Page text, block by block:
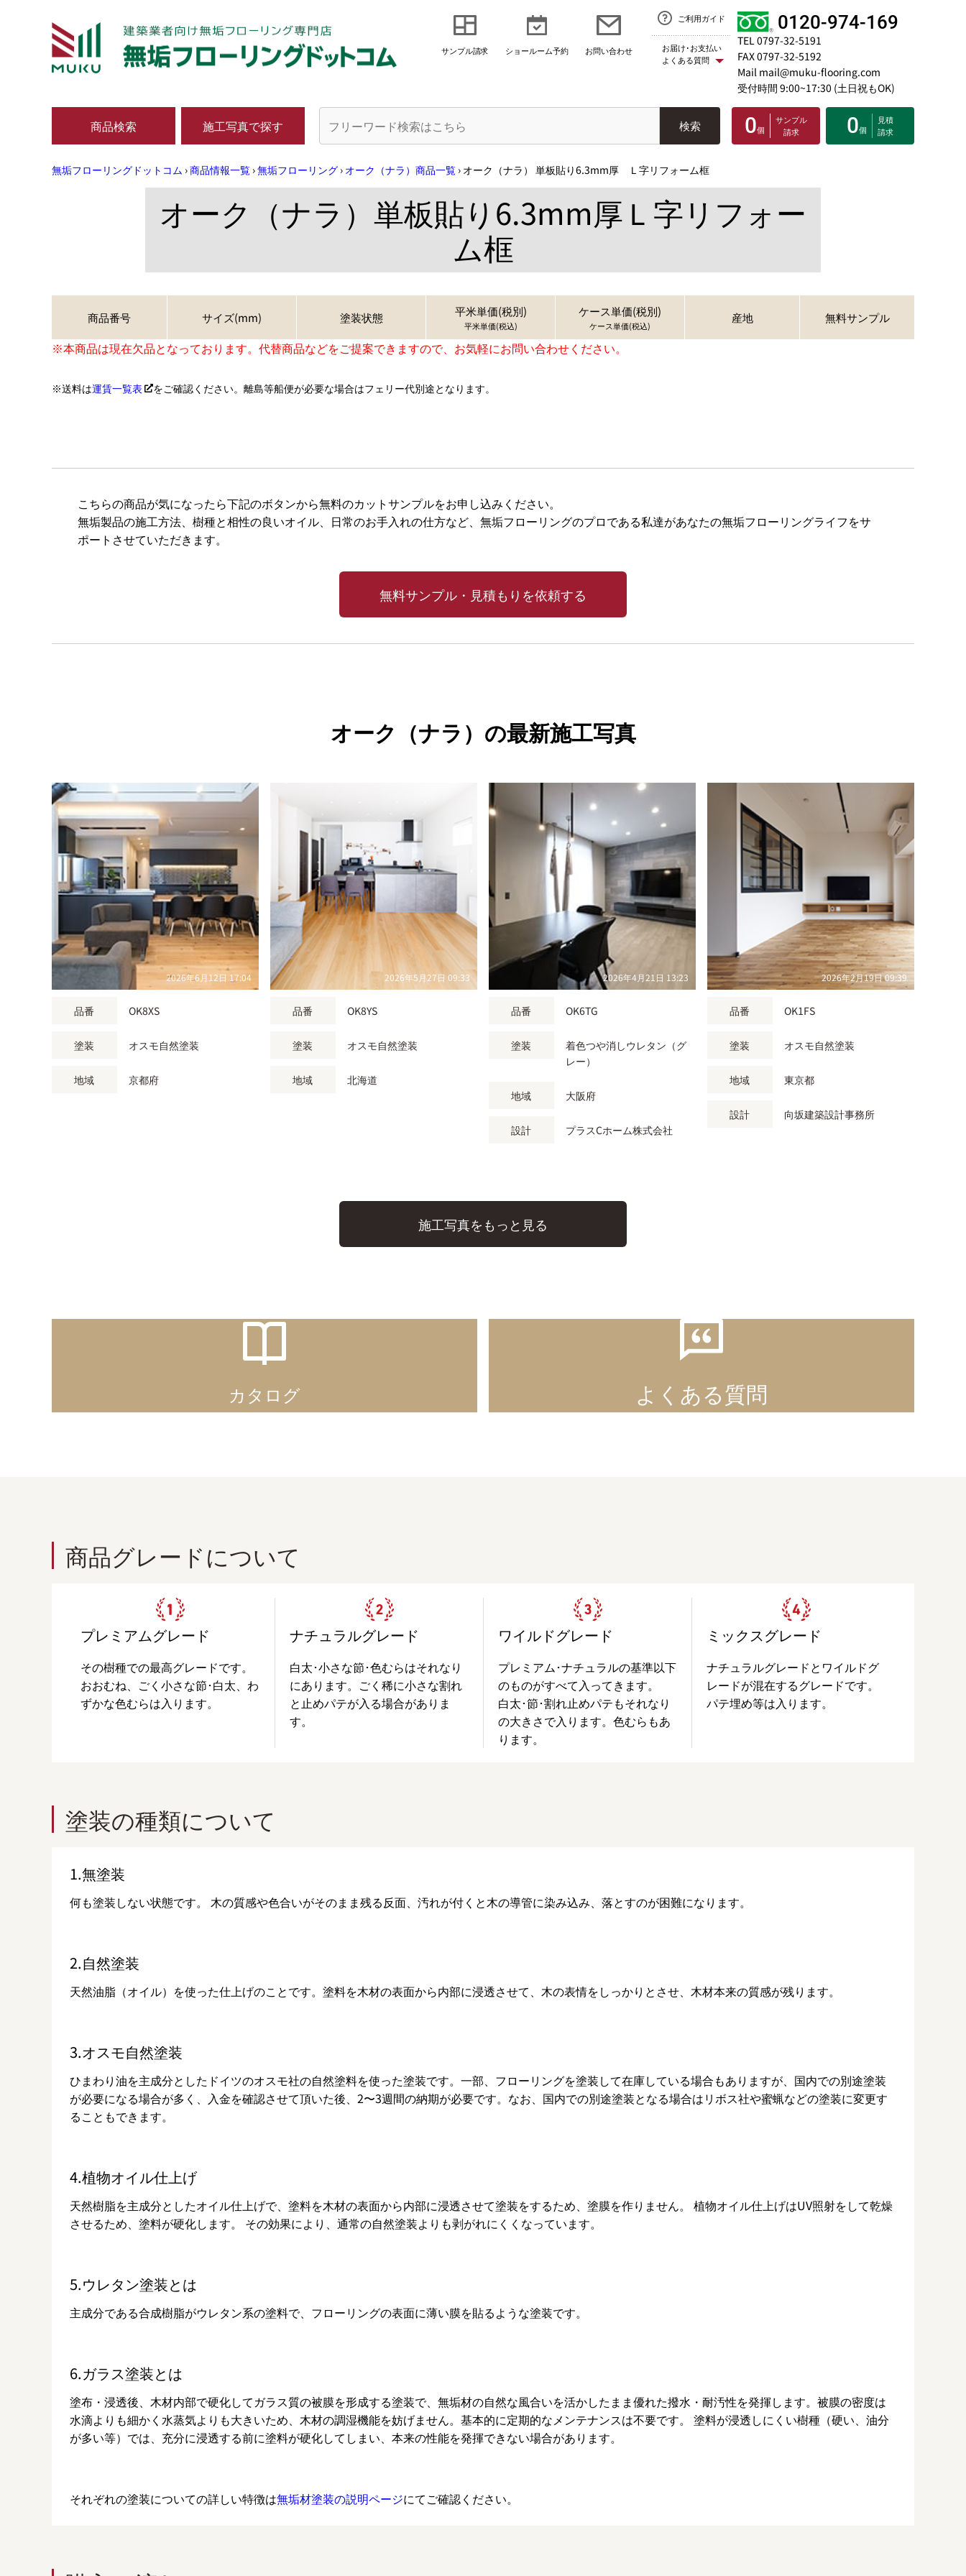
サンプル請求 ショールーム予約 お問い合わせ
ご利用ガイド
お届け･お支払い
よくある質問
0120-974-169
TEL 0797-32-5191
FAX 0797-32-5192
Mail mail@muku-flooring.com
受付時間 9:00~17:30 (土日祝もOK)
商品検索 施工写真で探す 検索 0個
サンプル
請求
0個
見積
請求
無垢フローリングドットコム ›商品情報一覧 ›無垢フローリング › オーク（ナラ）商品一覧 › オーク（ナラ） 単板貼り6.3mm厚 Ｌ字リフォーム框
オーク（ナラ）単板貼り6.3mm厚Ｌ字リフォー
ム框
商品番号 サイズ(mm) 塗装状態 平米単価(税別)
平米単価(税込)
ケース単価(税別)
ケース単価(税込)
産地 無料サンプル
※本商品は現在欠品となっております。代替商品などをご提案できますので、お気軽にお問い合わせください。
送料は運賃一覧表 をご確認ください。離島等船便が必要な場合はフェリー代別途となります。
こちらの商品が気になったら下記のボタンから無料のカットサンプルをお申し込みください。
無垢製品の施工方法、樹種と相性の良いオイル、日常のお手入れの仕方など、無垢フローリングのプロである私達があなたの無垢フローリングライフをサ
ポートさせていただきます。
無料サンプル・見積もりを依頼する
オーク（ナラ）の最新施工写真
2026年6月12日 17:04
品番 OK8XS
塗装 オスモ自然塗装
地域 京都府
2026年5月27日 09:33
品番 OK8YS
塗装 オスモ自然塗装
地域 北海道
2026年4月21日 13:23
品番 OK6TG
塗装
着色つや消しウレタン（グ
レー）
地域 大阪府
設計 プラスCホーム株式会社
2026年2月19日 09:39
品番 OK1FS
塗装 オスモ自然塗装
地域 東京都
設計 向坂建築設計事務所
施工写真をもっと見る
カタログ よくある質問
商品グレードについて
プレミアムグレード
その樹種での最高グレードです。
おおむね、ごく小さな節･白太、わ
ずかな色むらは入ります。
ナチュラルグレード
白太･小さな節･色むらはそれなり
にあります。ごく稀に小さな割れ
と止めパテが入る場合がありま
す。
ワイルドグレード
プレミアム･ナチュラルの基準以下
のものがすべて入ってきます。
白太･節･割れ止めパテもそれなり
の大きさで入ります。色むらもあ
ります。
ミックスグレード
ナチュラルグレードとワイルドグ
レードが混在するグレードです。
パテ埋め等は入ります。
塗装の種類について
1.無塗装
何も塗装しない状態です。 木の質感や色合いがそのまま残る反面、汚れが付くと木の導管に染み込み、落とすのが困難になります。
2.自然塗装
天然油脂（オイル）を使った仕上げのことです。塗料を木材の表面から内部に浸透させて、木の表情をしっかりとさせ、木材本来の質感が残ります。
3.オスモ自然塗装
ひまわり油を主成分としたドイツのオスモ社の自然塗料を使った塗装です。一部、フローリングを塗装して在庫している場合もありますが、国内での別途塗装
が必要になる場合が多く、入金を確認させて頂いた後、2〜3週間の納期が必要です。なお、国内での別途塗装となる場合はリボス社や蜜蝋などの塗装に変更す
ることもできます。
4.植物オイル仕上げ
天然樹脂を主成分としたオイル仕上げで、塗料を木材の表面から内部に浸透させて塗装をするため、塗膜を作りません。 植物オイル仕上げはUV照射をして乾燥
させるため、塗料が硬化します。 その効果により、通常の自然塗装よりも剥がれにくくなっています。
5.ウレタン塗装とは
主成分である合成樹脂がウレタン系の塗料で、フローリングの表面に薄い膜を貼るような塗装です。
6.ガラス塗装とは
塗布・浸透後、木材内部で硬化してガラス質の被膜を形成する塗装で、無垢材の自然な風合いを活かしたまま優れた撥水・耐汚性を発揮します。被膜の密度は
水滴よりも細かく水蒸気よりも大きいため、木材の調湿機能を妨げません。基本的に定期的なメンテナンスは不要です。 塗料が浸透しにくい樹種（硬い、油分
が多い等）では、充分に浸透する前に塗料が硬化してしまい、本来の性能を発揮できない場合があります。
それぞれの塗装についての詳しい特徴は無垢材塗装の説明ページにてご確認ください。